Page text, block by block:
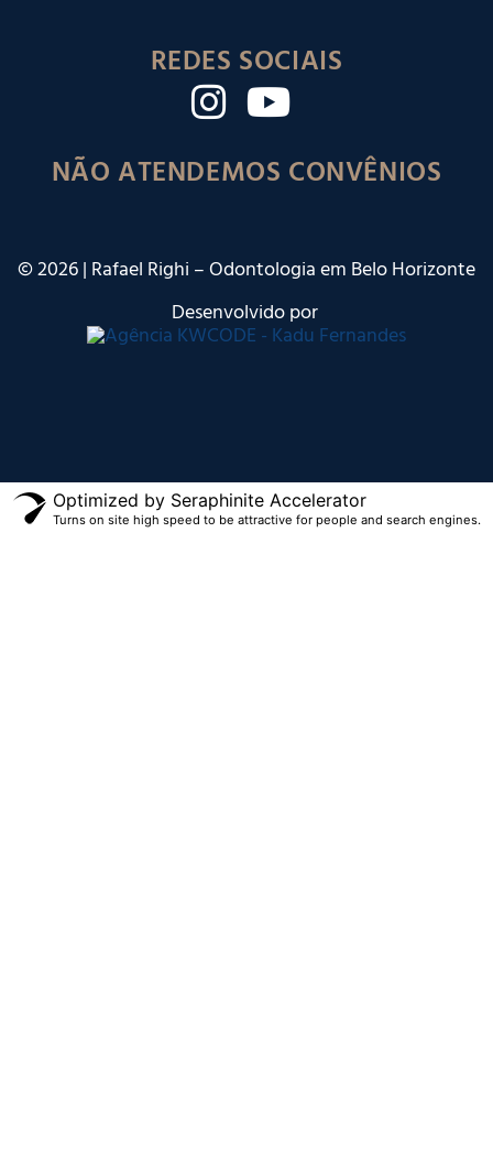
REDES SOCIAIS
NÃO ATENDEMOS CONVÊNIOS
©2026| Rafael Righi – Odontologia em Belo Horizonte
Desenvolvido por
Optimized by Seraphinite Accelerator
Turns on site high speed to be attractive for people and search engines.